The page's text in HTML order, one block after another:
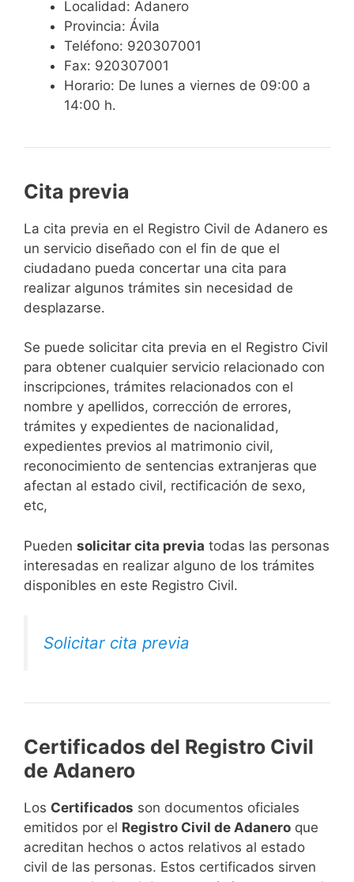
Localidad: Adanero
Provincia: Ávila
Teléfono: 920307001
Fax: 920307001
Horario: De lunes a viernes de 09:00 a
14:00 h.
Cita previa
​​​​​​​​​​​​​​​​​​​​​​​​​​​​La cita previa en el Registro Civil de Adanero es
un servicio diseñado con el fin de que el
ciudadano pueda concertar una cita para
realizar algunos trámites sin necesidad de
desplazarse.​
Se puede solicitar cita previa en el Registro Civil
para obtener cualquier servicio relacionado con
inscripciones, trámites relacionados con el
nombre y apellidos, corrección de errores,
trámites y expedientes de nacionalidad,
expedientes previos al matrimonio civil,
reconocimiento de sentencias extranjeras que
afectan al estado civil, rectificación de sexo,
etc,
​Pueden solicitar cita previa todas las personas
interesadas en realizar alguno de los trámites
disponibles en este Registro Civil.​
Solicitar cita previa
Certificados del Registro Civil
de Adanero
Los Certificados son documentos oficiales
emitidos por el Registro Civil de Adanero que
acreditan hechos o actos relativos al estado
civil de las personas. Estos certificados sirven